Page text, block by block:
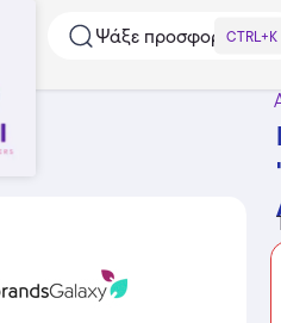
Ψάξε προσφορές...CTRL+K